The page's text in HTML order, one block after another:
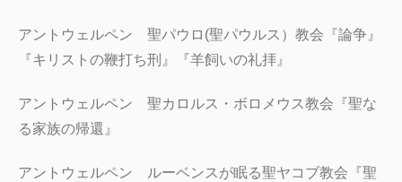
アントウェルペン 聖パウロ(聖パウルス）教会『論争』
『キリストの鞭打ち刑』『羊飼いの礼拝』
アントウェルペン 聖カロルス・ボロメウス教会『聖な
る家族の帰還』
アントウェルペン ルーベンスが眠る聖ヤコブ教会『聖